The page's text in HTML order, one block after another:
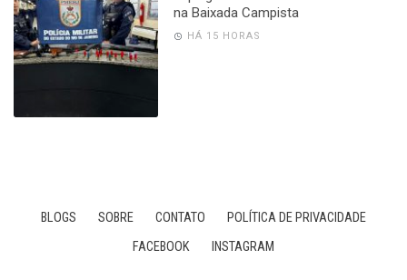
na Baixada Campista
HÁ 15 HORAS
BLOGS SOBRE CONTATO
POLÍTICA DE PRIVACIDADE
FACEBOOK
INSTAGRAM